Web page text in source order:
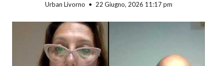
Urban Livorno 22 Giugno, 2026 11:17 pm